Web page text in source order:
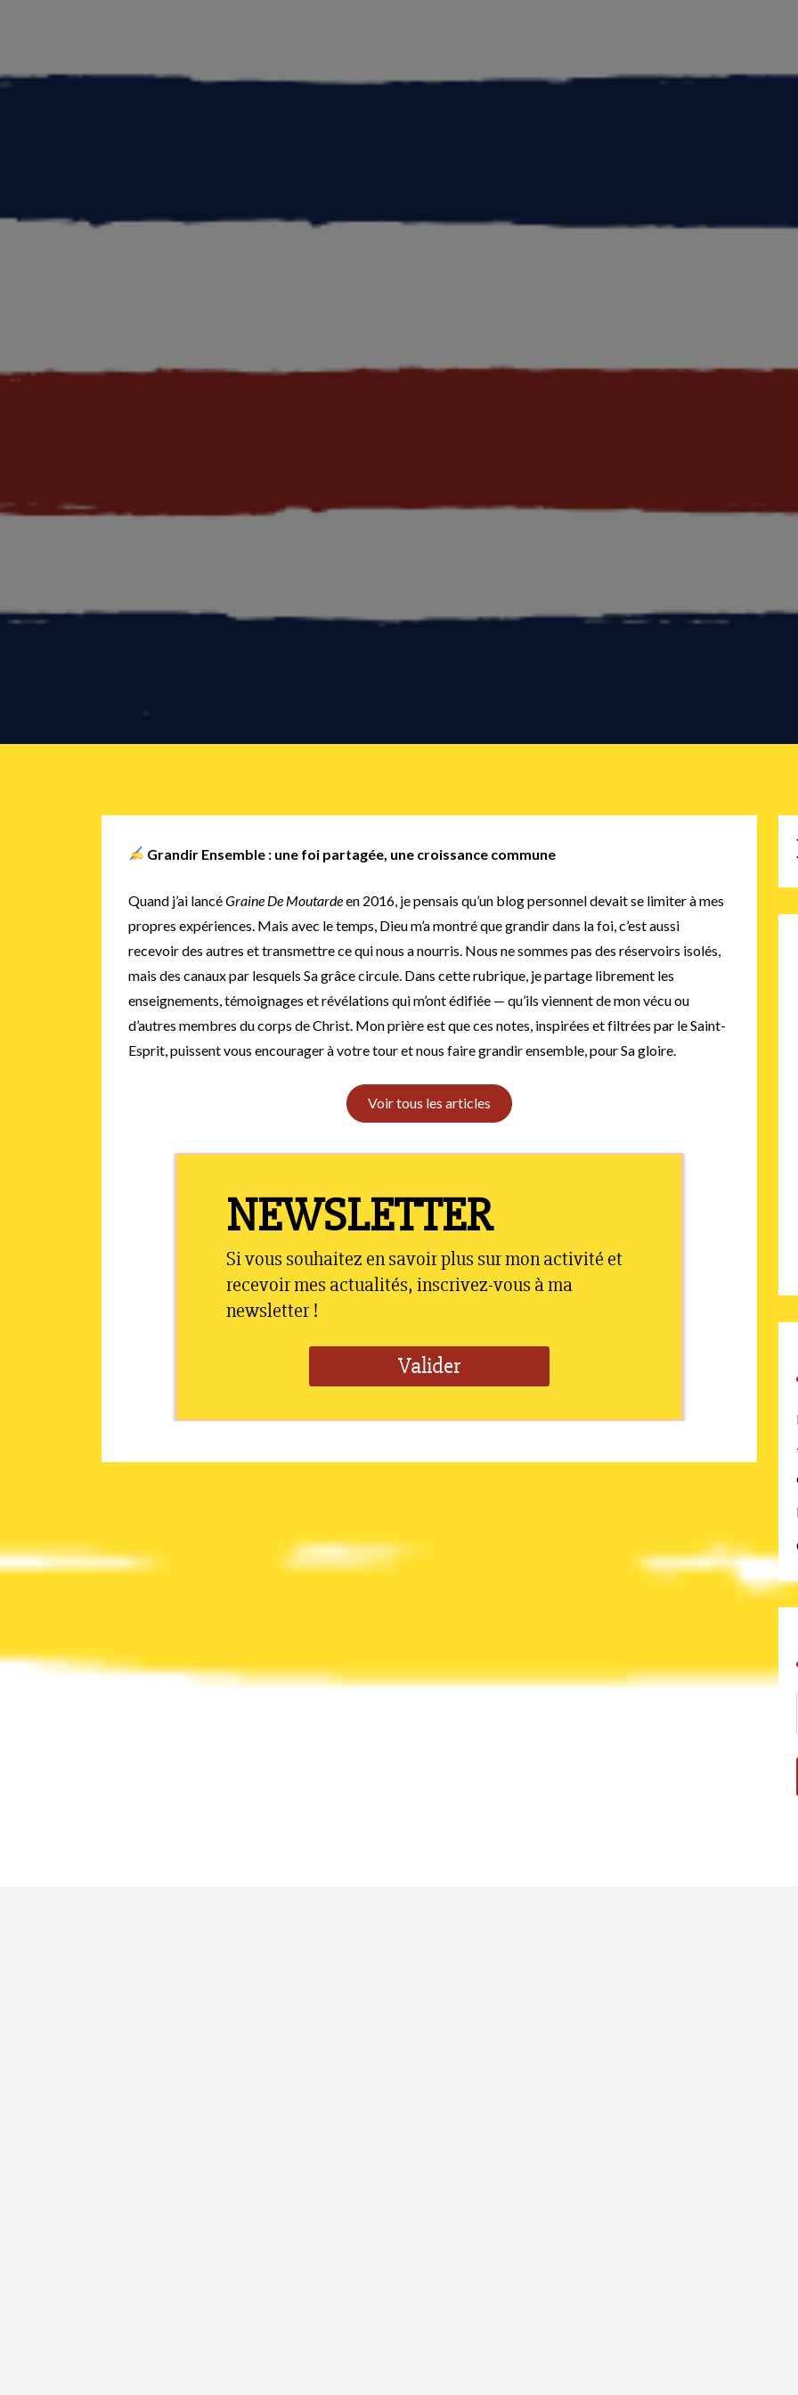
Grandir Ensemble : une foi partagée, une croissance commune
Quand j’ai lancéGraine De Moutardeen 2016, je pensais qu’un blog personnel devait se limiter à mes
propres expériences. Mais avec le temps, Dieu m’a montré que grandir dans la foi, c’est aussi
recevoir des autres et transmettre ce qui nous a nourris. Nous ne sommes pas des réservoirs isolés,
mais des canaux par lesquels Sa grâce circule. Dans cette rubrique, je partage librement les
enseignements, témoignages et révélations qui m’ont édifiée — qu’ils viennent de mon vécu ou
d’autres membres du corps de Christ. Mon prière est que ces notes, inspirées et filtrées par le Saint-
Esprit, puissent vous encourager à votre tour et nous faire grandir ensemble, pour Sa gloire.
Voir tous les articles